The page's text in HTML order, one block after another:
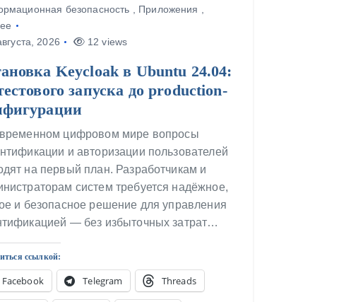
безопасность
Приложения
2026
12 views
Keycloak в Ubuntu 24.04:
запуска до production-
цифровом мире вопросы
и авторизации пользователей
на первый план. Разработчикам и
систем требуется надёжное,
и безопасное решение для управления
— без избыточных затрат…
ссылкой:
Facebook Telegram Threads